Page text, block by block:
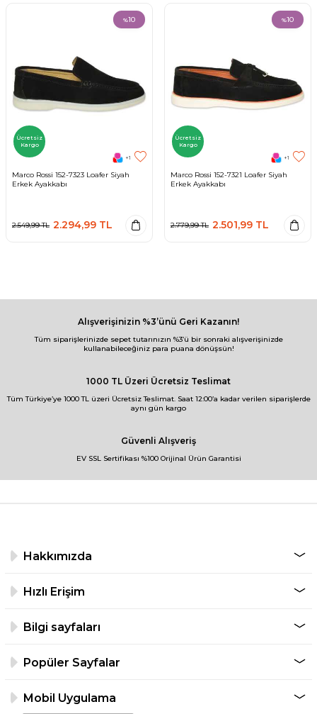
%10
Ücretsiz
Kargo
+1
Marco Rossi 152-7323 Loafer Siyah
Erkek Ayakkabı
2.549,99TL 2.294,99 TL
%10
Ücretsiz
Kargo
+1
Marco Rossi 152-7321 Loafer Siyah
Erkek Ayakkabı
2.779,99TL 2.501,99 TL
Alışverişinizin %3’ünü Geri Kazanın!
Tüm siparişlerinizde sepet tutarınızın %3’ü bir sonraki alışverişinizde
kullanabileceğiniz para puana dönüşsün!
1000 TL Üzeri Ücretsiz Teslimat
Tüm Türkiye’ye 1000 TL üzeri Ücretsiz Teslimat. Saat 12:00’a kadar verilen siparişlerde
aynı gün kargo
Güvenli Alışveriş
EV SSL Sertifikası %100 Orijinal Ürün Garantisi
Hakkımızda
Hızlı Erişim
Bilgi sayfaları
Popüler Sayfalar
Mobil Uygulama